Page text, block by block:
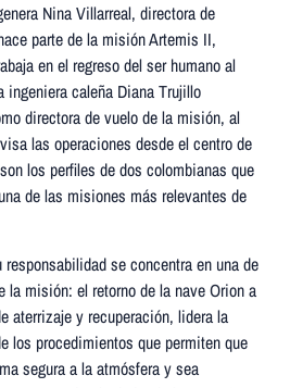
Nina Villarreal, directora de
parte de la misión Artemis II,
en el regreso del ser humano al
ingeniera caleña Diana Trujillo
directora de vuelo de la misión, al
las operaciones desde el centro de
los perfiles de dos colombianas que
de las misiones más relevantes de
se concentra en una de
la misión: el retorno de la nave Orion a
aterrizaje y recuperación, lidera la
los procedimientos que permiten que
segura a la atmósfera y sea